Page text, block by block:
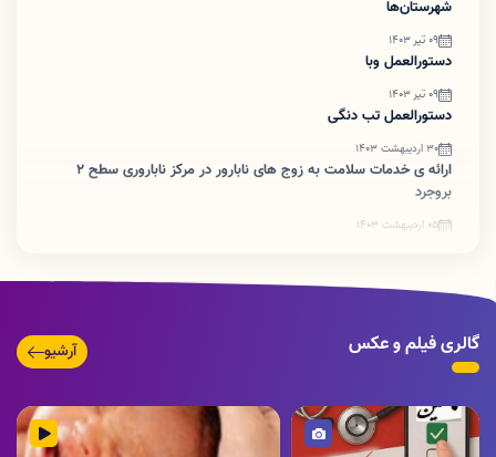
شهرستان‌ها
09 تیر 1403
دستورالعمل وبا
09 تیر 1403
دستورالعمل تب دنگی
30 اردیبهشت 1403
ارائه ی خدمات سلامت به زوج های نابارور در مرکز ناباروری سطح ۲
بروجرد
05 اردیبهشت 1403
گالری فیلم و عکس آرشیو